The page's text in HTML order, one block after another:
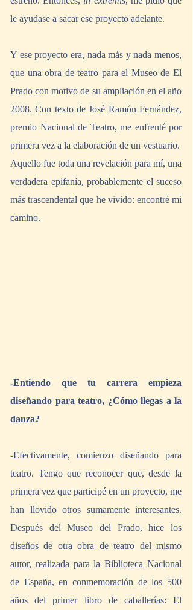
le ayudase a sacar ese proyecto adelante.
Y ese proyecto era, nada más y nada menos,
que una obra de teatro para el Museo de El
Prado con motivo de su ampliación en el año
2008. Con texto de José Ramón Fernández,
premio Nacional de Teatro, me enfrenté por
primera vez a la elaboración de un vestuario.
Aquello fue toda una revelación para mí, una
verdadera epifanía, probablemente el suceso
más trascendental que he vivido: encontré mi
camino.
-Entiendo que tu carrera empieza
diseñando para teatro, ¿Cómo llegas a la
danza?
-Efectivamente, comienzo diseñando para
teatro. Tengo que reconocer que, desde la
primera vez que participé en un proyecto, me
han llovido otros sumamente interesantes.
Después del Museo del Prado, hice los
diseños de otra obra de teatro del mismo
autor, realizada para la Biblioteca Nacional
de España, en conmemoración de los 500
años del primer libro de caballerías: El